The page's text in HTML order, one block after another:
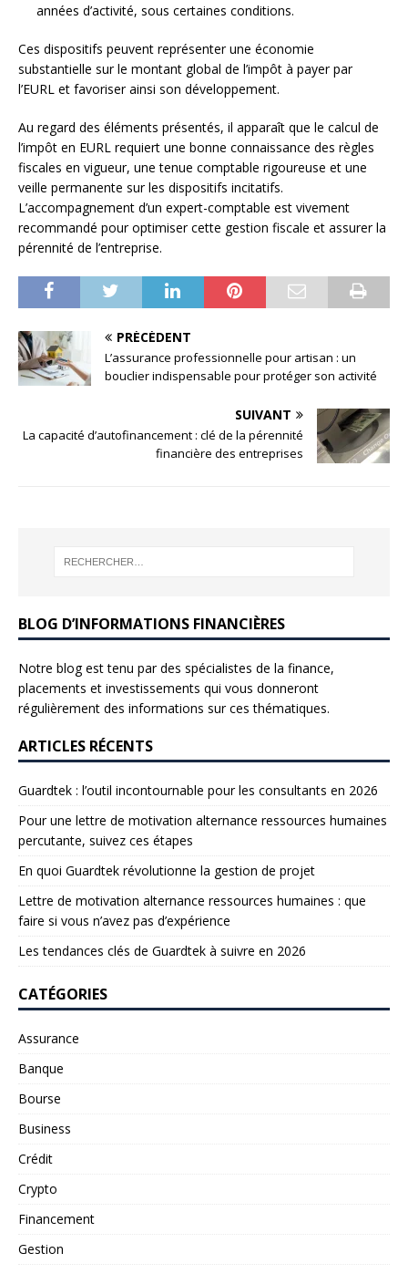
années d’activité, sous certaines conditions.
Ces dispositifs peuvent représenter une économie
substantielle sur le montant global de l’impôt à payer par
l’EURL et favoriser ainsi son développement.
Au regard des éléments présentés, il apparaît que le calcul de
l’impôt en EURL requiert une bonne connaissance des règles
fiscales en vigueur, une tenue comptable rigoureuse et une
veille permanente sur les dispositifs incitatifs.
L’accompagnement d’un expert-comptable est vivement
recommandé pour optimiser cette gestion fiscale et assurer la
pérennité de l’entreprise.
PRÉCÉDENT
L’assurance professionnelle pour artisan : un
bouclier indispensable pour protéger son activité
SUIVANT
La capacité d’autofinancement : clé de la pérennité
financière des entreprises
BLOG D’INFORMATIONS FINANCIÈRES
Notre blog est tenu par des spécialistes de la finance,
placements et investissements qui vous donneront
régulièrement des informations sur ces thématiques.
ARTICLES RÉCENTS
Guardtek : l’outil incontournable pour les consultants en 2026
Pour une lettre de motivation alternance ressources humaines
percutante, suivez ces étapes
En quoi Guardtek révolutionne la gestion de projet
Lettre de motivation alternance ressources humaines : que
faire si vous n’avez pas d’expérience
Les tendances clés de Guardtek à suivre en 2026
CATÉGORIES
Assurance
Banque
Bourse
Business
Crédit
Crypto
Financement
Gestion